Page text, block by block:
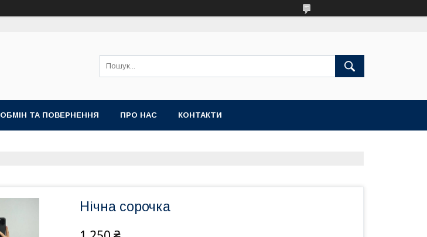
ОБМІН ТА ПОВЕРНЕННЯ ПРО НАС КОНТАКТИ
Нічна сорочка